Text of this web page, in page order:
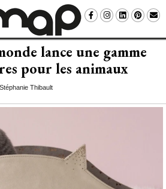
lance une gamme
pour les animaux
Thibault